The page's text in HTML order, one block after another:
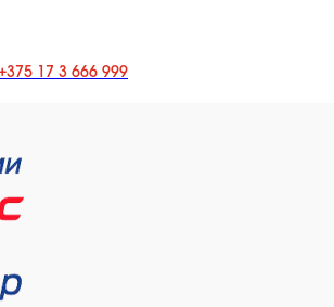
17 3 666 999